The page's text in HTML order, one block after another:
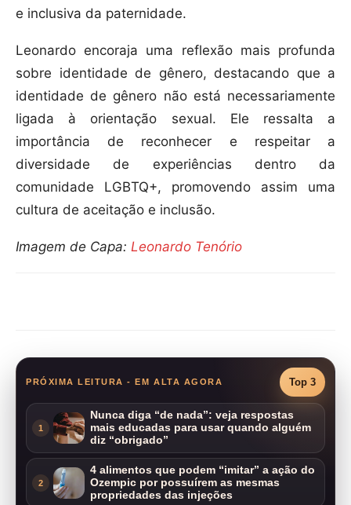
e inclusiva da paternidade.
Leonardo encoraja uma reflexão mais profunda
sobre identidade de gênero, destacando que a
identidade de gênero não está necessariamente
ligada à orientação sexual. Ele ressalta a
importância de reconhecer e respeitar a
diversidade de experiências dentro da
comunidade LGBTQ+, promovendo assim uma
cultura de aceitação e inclusão.
Imagem de Capa: Leonardo Tenório
PRÓXIMA LEITURA - EM ALTA AGORA Top 3
1
Nunca diga “de nada”: veja respostas
mais educadas para usar quando alguém
diz “obrigado”
2
4 alimentos que podem “imitar” a ação do
Ozempic por possuírem as mesmas
propriedades das injeções